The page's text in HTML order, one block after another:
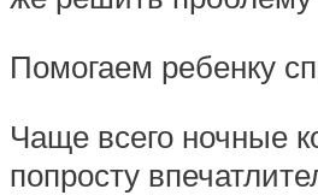
Помогаем ребенку
Чаще всего ночные
попросту